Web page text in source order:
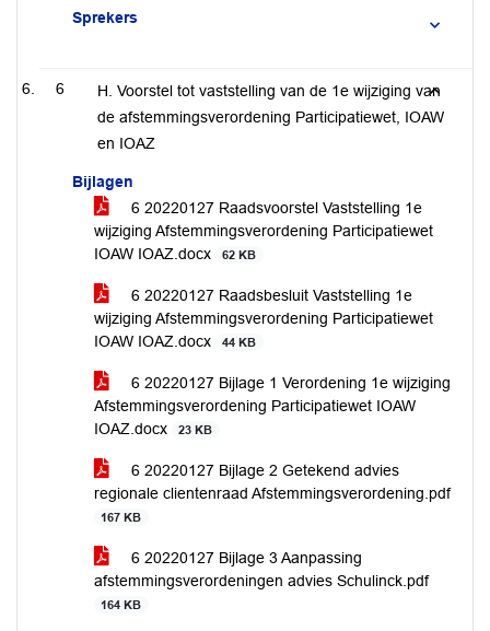
Sprekers
6
H. Voorstel tot vaststelling van de 1e wijziging van
de afstemmingsverordening Participatiewet, IOAW
en IOAZ
Bijlagen
6 20220127 Raadsvoorstel Vaststelling 1e
wijziging Afstemmingsverordening Participatiewet
IOAW IOAZ.docx
62 KB
6 20220127 Raadsbesluit Vaststelling 1e
wijziging Afstemmingsverordening Participatiewet
IOAW IOAZ.docx
44 KB
6 20220127 Bijlage 1 Verordening 1e wijziging
Afstemmingsverordening Participatiewet IOAW
IOAZ.docx
23 KB
6 20220127 Bijlage 2 Getekend advies
regionale clientenraad Afstemmingsverordening.pdf
167 KB
6 20220127 Bijlage 3 Aanpassing
afstemmingsverordeningen advies Schulinck.pdf
164 KB